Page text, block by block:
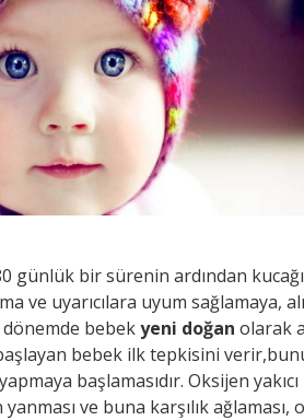
günlük bir sürenin ardından
ve uyarıcılara uyum sağlamaya,
bebekyeni doğan olarak
bebek ilk tepkisini
başlamasıdır. Oksijen
ve buna karşılık